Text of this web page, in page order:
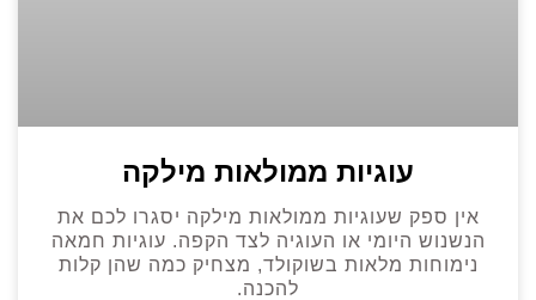
עוגיות ממולאות מילקה
אין ספק שעוגיות ממולאות מילקה יסגרו לכם את
הנשנוש היומי או העוגיה לצד הקפה. עוגיות חמאה
נימוחות מלאות בשוקולד, מצחיק כמה שהן קלות
להכנה.